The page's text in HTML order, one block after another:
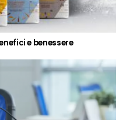
e benessere